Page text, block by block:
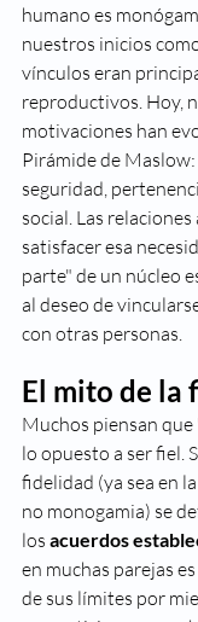
humano es
nuestros inicios
vínculos eran
reproductivos. Hoy,
motivaciones han
Pirámide de
seguridad,
social. Las
satisfacer esa
parte" de un núcleo
al deseo de
con otras personas.
El mito de la
Muchos piensan
lo opuesto a ser fiel.
fidelidad (ya sea en
no monogamia) se
los acuerdos
en muchas parejas
de sus límites por